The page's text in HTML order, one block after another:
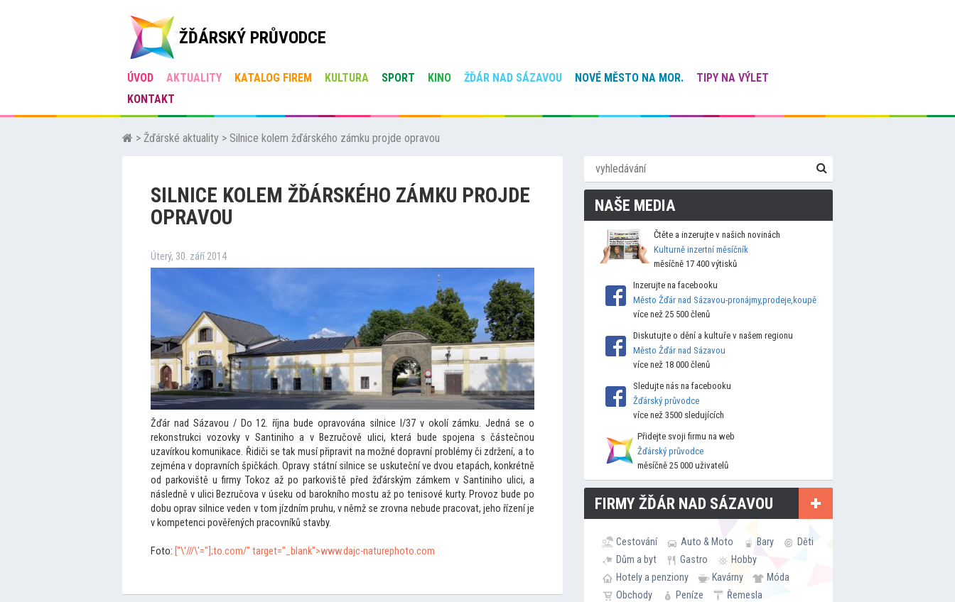
ŽĎÁRSKÝ PRŮVODCE
ÚVOD AKTUALITY KATALOG FIREM KULTURA SPORT KINO ŽĎÁR NAD SÁZAVOU NOVÉ MĚSTO NA MOR.
TIPY NA VÝLET
KONTAKT
> Žďárské aktuality > Silnice kolem žďárského zámku projde opravou
SILNICE KOLEM ŽĎÁRSKÉHO ZÁMKU PROJDE
OPRAVOU
Úterý, 30. září 2014
Žďár nad Sázavou / Do 12. října bude opravována silnice I/37 v okolí zámku. Jedná se o
rekonstrukci vozovky v Santiniho a v Bezručově ulici, která bude spojena s částečnou
uzavírkou komunikace. Řidiči se tak musí připravit na možné dopravní problémy či zdržení, ato
zejména v dopravních špičkách. Opravy státní silnice se uskuteční ve dvou etapách, konkrétně
od parkoviště u firmy Tokoz až po parkoviště před žďárským zámkem v Santiniho ulici, a
následně v ulici Bezručova v úseku od barokního mostu až po tenisové kurty. Provoz bude po
dobu oprav silnice veden vtom jízdním pruhu, v němž se zrovna nebude pracovat, jeho řízení je
v kompetenci pověřených pracovníků stavby.
Foto: ["\'///\'="];to.com/" target="_blank">www.dajc-naturephoto.com
NAŠE MEDIA
Čtěte a inzerujte v našich novinách
Kulturně inzertní měsíčník
měsíčně 17 400 výtisků
Inzerujte na facebooku
Město Žďár nad Sázavou-pronájmy,prodeje,koupě
více než 25 500 členů
Diskutujte o dění a kultuře v našem regionu
Město Žďár nad Sázavou
více než 18 000 členů
Sledujte nás na facebooku
Žďárský průvodce
více než 3500 sledujících
Přidejte svoji firmu na web
Žďárský průvodce
měsíčně 25 000 uživatelů
FIRMY ŽĎÁR NAD SÁZAVOU
Cestování Auto & Moto Bary
Děti
Dům a byt
Gastro
Hobby
Hotely a penziony
Kavárny
Móda
Obchody
Peníze
Řemesla